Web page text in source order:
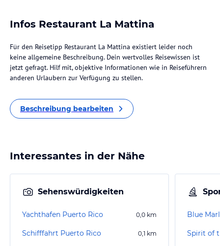
Infos Restaurant La Mattina
Für den Reisetipp Restaurant La Mattina existiert leider noch
keine allgemeine Beschreibung. Dein wertvolles Reisewissen ist
jetzt gefragt. Hilf mit, objektive Informationen wie in Reiseführern
anderen Urlaubern zur Verfügung zu stellen.
Beschreibung bearbeiten
Interessantes in der Nähe
Sehenswürdigkeiten
Yachthafen Puerto Rico 0,0 km
Schifffahrt Puerto Rico 0,1 km
Blue
Spirit of